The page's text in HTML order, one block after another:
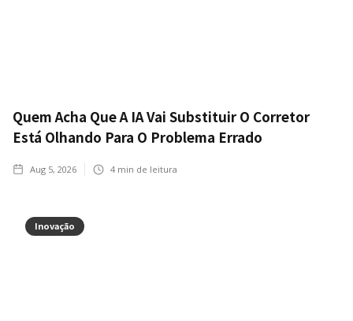
Quem Acha Que A IA Vai Substituir O Corretor
Está Olhando Para O Problema Errado
Aug 5, 2026 4 min de leitura
Inovação